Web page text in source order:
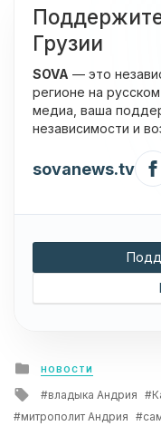
Грузии
SOVA — это
регионе на
медиа, ваша
независимости и
sovanews.tv
Posted
in
НОВОСТИ
Tagged
владыка Андрия
митрополит Андрия